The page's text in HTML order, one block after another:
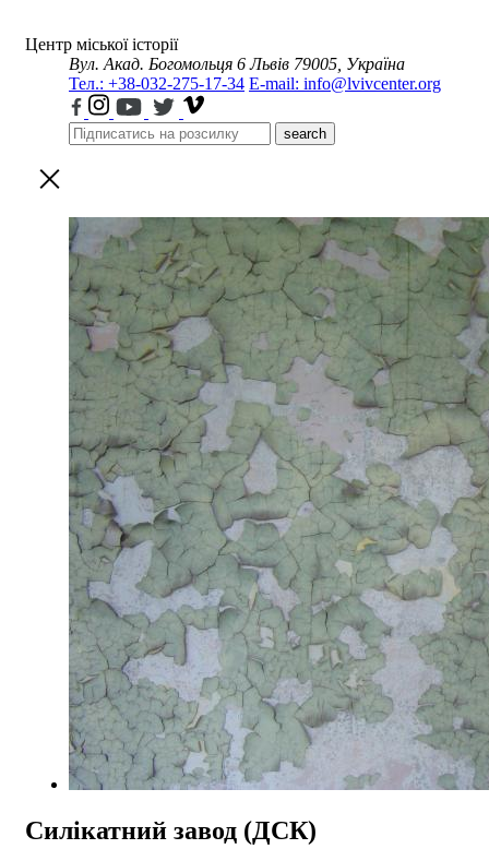
Центр міської історії
Вул. Акад. Богомольця 6 Львів 79005, Україна
Тел.: +38-032-275-17-34 E-mail: info@lvivcenter.org
search
Силікатний завод (ДСК)